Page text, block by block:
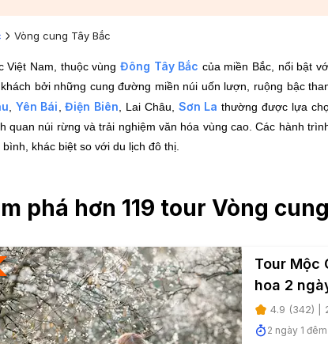
Vòng cung Tây Bắc
Việt Nam, thuộc vùng Đông Tây Bắc của miền Bắc, nổi bật
bởi những cung đường miền núi uốn lượn, ruộng bậc
Yên Bái ,Điện Biên , Lai Châu, Sơn La thường được lựa
quan núi rừng và trải nghiệm văn hóa vùng cao. Các hành
khác biệt so với du lịch đô thị.
phá hơn 119 tourVòng
Tour Mộc
hoa 2
4.9 (342) |
2 ngày 1 đêm